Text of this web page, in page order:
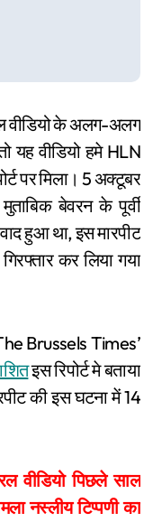
वीडियो के अलग-अलग
यह वीडियो हमे HLN
पर मिला। 5 अक्टूबर
बेवरन के पूर्वी
हुआ था, इस मारपीट
कर लिया गया
Brussels Times’
इस रिपोर्ट मे बताया
की इस घटना में 14
वीडियो पिछले साल
नस्लीय टिप्पणी का